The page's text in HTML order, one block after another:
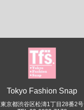
Tokyo Fashion Snap
東京都渋谷区松濤1丁目28番2号